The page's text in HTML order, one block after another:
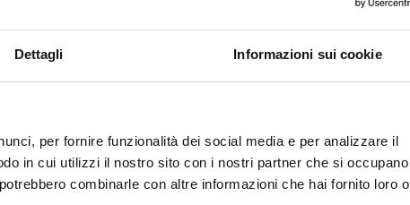
Dettagli Informazioni sui cookie
per fornire funzionalità dei social media e per analizzare il
in cui utilizzi il nostro sito con i nostri partner che si occupano
combinarle con altre informazioni che hai fornito loro o
delle ONG specializzate nel
una specializzazione sul
di avvocati fondata nel 1968 con
carattere internazionale riguardanti